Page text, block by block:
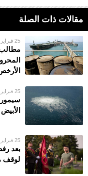
مقالات ذات الصلة
25 فبراير 2023
مطالب
25 فبراير 2023
سيمور
25 فبراير 2023
بعد
لوقف